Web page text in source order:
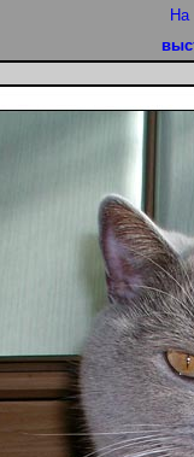
На